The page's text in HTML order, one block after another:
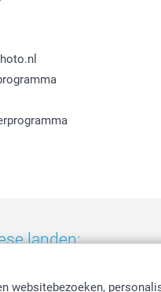
websitebezoeken,
landen: